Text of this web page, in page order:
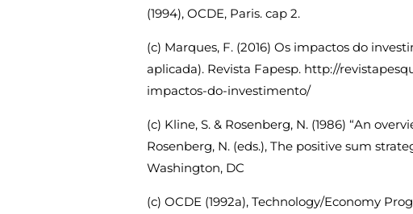
(1994), OCDE, Paris. cap 2.
(c) Marques, F. (2016) Os impactos do
aplicada). Revista Fapesp. http://
impactos-do-investimento/
(c) Kline, S. & Rosenberg, N. (1986) “An
Rosenberg, N. (eds.), The positive sum
Washington, DC
(c) OCDE (1992a), Technology/Economy